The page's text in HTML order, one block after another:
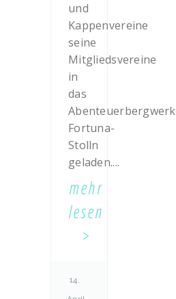
und
Kappenvereine
seine
Mitgliedsvereine
in
das
Abenteuerbergwerk
Fortuna-
Stolln
geladen....
mehr
lesen
14.